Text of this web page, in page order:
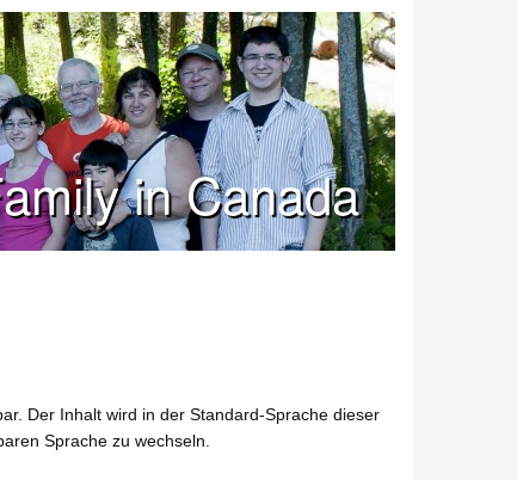
in Canada
Der Inhalt wird in der Standard-Sprache dieser
Sprache zu wechseln.